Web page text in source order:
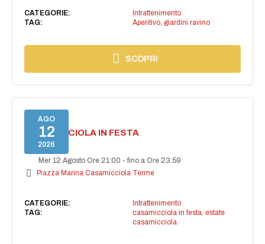
CATEGORIE:
Intrattenimento
TAG:
Aperitivo, giardini ravino
SCOPRI
AGO
12
2026
CASAMICCIOLA IN FESTA
Mer 12 Agosto Ore 21:00 -fino a Ore 23:59
Piazza Marina Casamicciola Terme
CATEGORIE:
Intrattenimento
TAG:
casamicciola in festa, estate
casamicciola